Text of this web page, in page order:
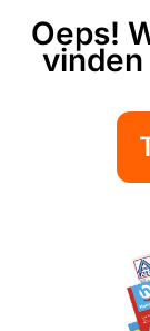
Oeps!